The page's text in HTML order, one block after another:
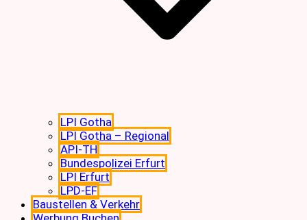
LPI Gotha
LPI Gotha – Regional
API-TH
Bundespolizei Erfurt
LPI Erfurt
LPD-EF
Baustellen & Verkehr